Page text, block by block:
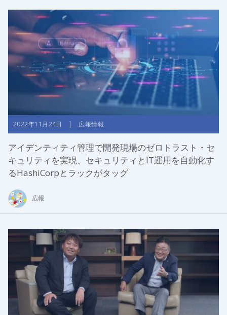
2022年11月24日 | 広報情報
アイデンティティ管理で開発現場のゼロトラスト・セ
キュリティを実現、セキュリティとIT運用を自動化す
るHashiCorpとラックがタッグ
広報